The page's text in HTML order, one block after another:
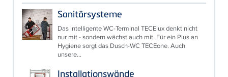
Sanitärsysteme
Das intelligente WC-Terminal TECElux denkt nicht
nur mit - sondern wächst auch mit. Für ein Plus an
Hygiene sorgt das Dusch-WC TECEone. Auch
unsere...
Installationswände